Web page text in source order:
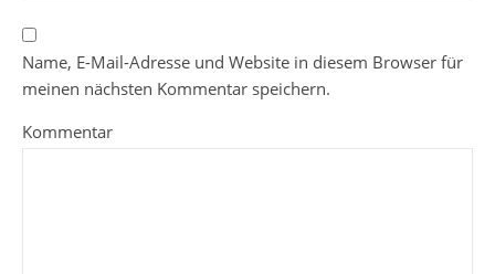
Name, E-Mail-Adresse und Website in diesem Browser für
meinen nächsten Kommentar speichern.
Kommentar